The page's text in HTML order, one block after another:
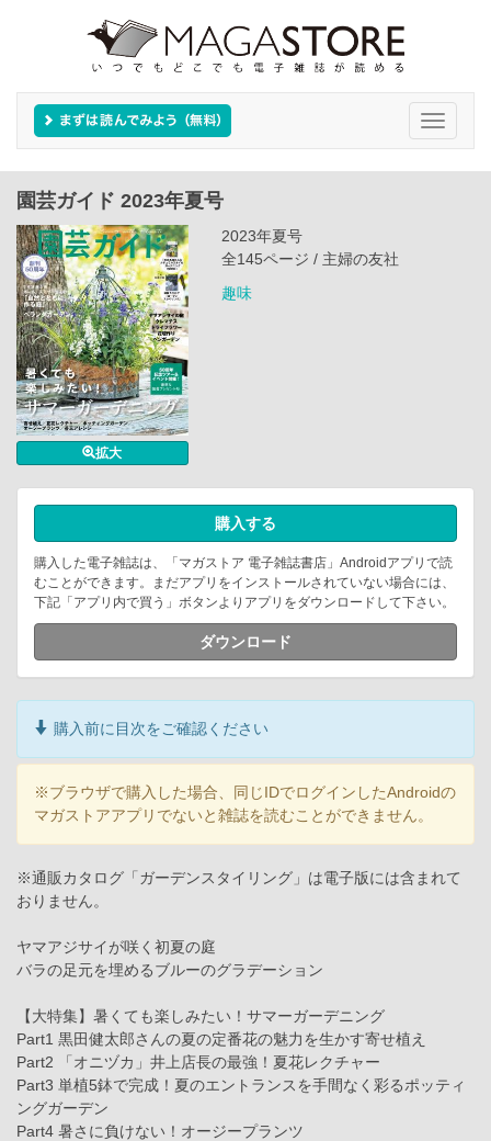
Toggle
園芸ガイド 2023年夏号
拡大
2023年夏号
全145ページ / 主婦の友社
趣味
購入する
購入した電子雑誌は、「マガストア 電子雑誌書店」Androidアプリで読
むことができます。まだアプリをインストールされていない場合には、
下記「アプリ内で買う」ボタンよりアプリをダウンロードして下さい。
ダウンロード
購入前に目次をご確認ください
※ブラウザで購入した場合、同じIDでログインしたAndroidの
マガストアアプリでないと雑誌を読むことができません。
※通販カタログ「ガーデンスタイリング」は電子版には含まれて
おりません。
ヤマアジサイが咲く初夏の庭
バラの足元を埋めるブルーのグラデーション
【大特集】暑くても楽しみたい！サマーガーデニング
Part1 黒田健太郎さんの夏の定番花の魅力を生かす寄せ植え
Part2 「オニヅカ」井上店長の最強！夏花レクチャー
Part3 単植5鉢で完成！夏のエントランスを手間なく彩るポッティ
ングガーデン
Part4 暑さに負けない！オージープランツ